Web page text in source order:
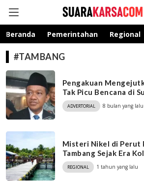
suarakarsa.com
Informasi terpercaya
Beranda Pemerintahan Regional
#TAMBANG
Pengakuan
Tak Picu Bencana di
ADVERTORIAL 8 bulan yang lalu
Misteri Nikel di Perut
Tambang Sejak Era
REGIONAL 1 tahun yang lalu